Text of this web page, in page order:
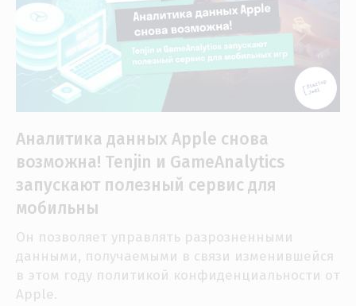
Аналитика данных Apple снова
возможна! Tenjin и GameAnalytics
запускают полезный сервис для
мобильны
Он позволяет управлять разрозненными
данными, получаемыми в связи изменившейся
в этом году политикой конфиденциальности от
Apple.